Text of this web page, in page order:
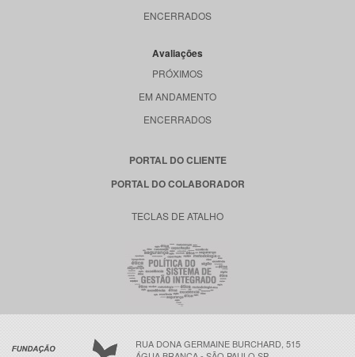
ENCERRADOS
Avaliações
PRÓXIMOS
EM ANDAMENTO
ENCERRADOS
PORTAL DO CLIENTE
PORTAL DO COLABORADOR
TECLAS DE ATALHO
RUA DONA GERMAINE BURCHARD, 515